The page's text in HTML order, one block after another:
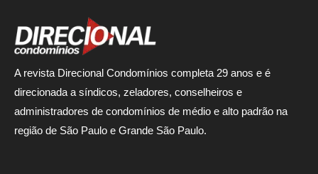
A revista Direcional Condomínios completa 29 anos e é
direcionada a síndicos, zeladores, conselheiros e
administradores de condomínios de médio e alto padrão na
região de São Paulo e Grande São Paulo.